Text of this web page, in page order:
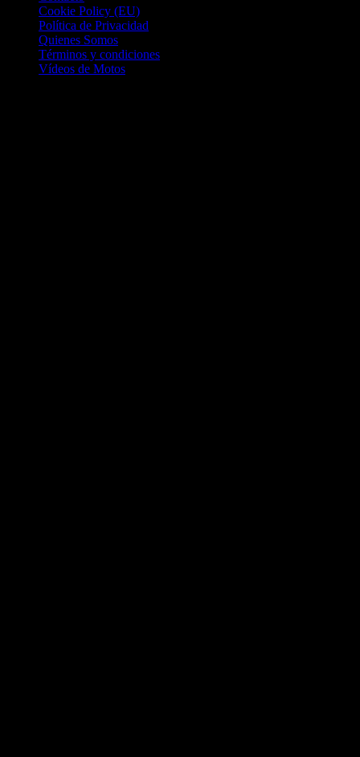
Cookie Policy (EU)
Política de Privacidad
Quienes Somos
Términos y condiciones
Vídeos de Motos